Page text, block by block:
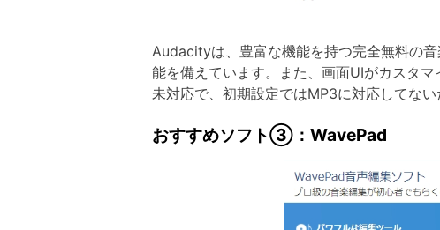
Audacityは、豊富な機能を持つ完全無料の音
能を備えています。また、画面UIがカスタ
未対応で、初期設定ではMP3に対応してな
おすすめソフト③：WavePad